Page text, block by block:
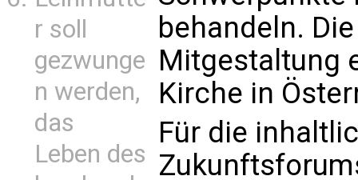
r soll
gezwunge
n werden,
das
Leben des
behandeln.
Mitgestaltung
Kirche in
Für die